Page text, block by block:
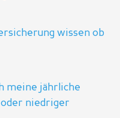
wissen ob
meine jährliche
niedriger